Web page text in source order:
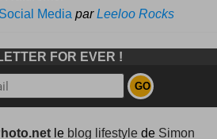
Media parLeeloo Rocks
FOR EVER !
le blog lifestylede Simon